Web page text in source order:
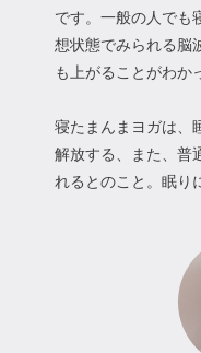
です。一般の人でも
想状態でみられる脳
も上がることがわか
寝たまんまヨガは、
解放する、また、普
れるとのこと。眠り